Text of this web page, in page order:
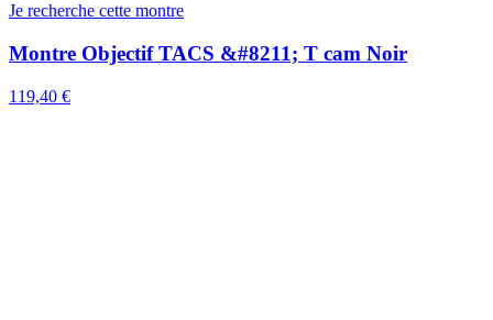
Je recherche cette montre
Montre Objectif TACS &#8211; T cam Noir
119,40 €